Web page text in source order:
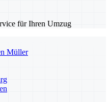
für Ihren Umzug
Müller